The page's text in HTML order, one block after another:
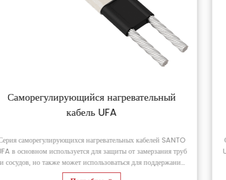
SANTO
труб
Саморегулирующийся
Серия саморегулирующихся нагревательных
UFB в основном используется для защиты от
и сосудов, требующих более высокой выходной
чем могут обеспечить нагревательны...